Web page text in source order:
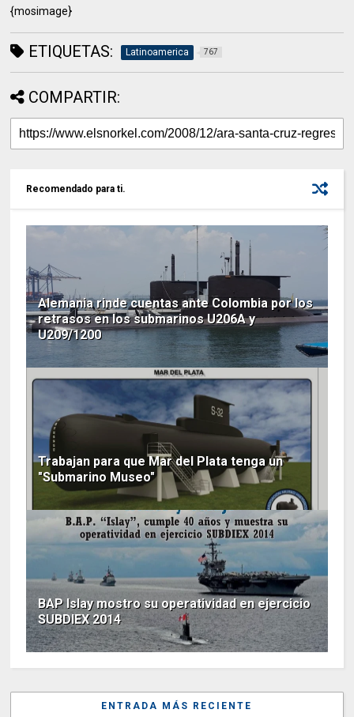
{mosimage}
ETIQUETAS: Latinoamerica 767
COMPARTIR:
Recomendado para ti.
Alemania rinde cuentas ante Colombia por los
retrasos en los submarinos U206A y
U209/1200
Trabajan para que Mar del Plata tenga un
"Submarino Museo"
BAP Islay mostro su operatividad en ejercicio
SUBDIEX 2014
ENTRADA MÁS RECIENTE